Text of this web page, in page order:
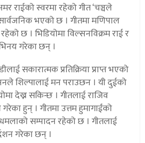
राईको स्वरमा रहेको गीत ‘चञ्चले
भएको छ । गीतमा मणिपाल
छ । भिडियोमा विल्सनविक्रम राई र
गरेका छन् ।
सकारात्मक प्रतिक्रिया प्राप्त भएको
शिल्पालाई मन पराउछन । यी दुईको
देख्न सकिन्छ । गीतलाई राजिव
हुन् । गीतमा उत्तम हुमागाईंको
सम्पादन रहेको छ । गीतलाई
गरेका छन् ।